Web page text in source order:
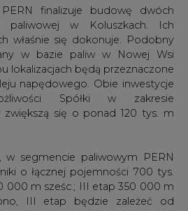
lokalizacjach będą przeznaczone
napędowego. Obie inwestycje
Spółki w zakresie
zwiększą się o ponad 120 tys. m
w segmencie paliwowym PERN
o łącznej pojemności 700 tys.
000 m sześc.; III etap 350 000 m
w kraju i zapotrzebowania na
obroty baz.
inwestycją" jest także rozbudowa